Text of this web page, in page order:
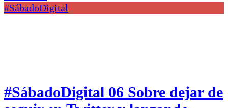
#SábadoDigital
#SábadoDigital 06 Sobre dejar de